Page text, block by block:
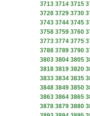
3713 3714 3715
3728 3729 3730
3743 3744 3745
3758 3759 3760
3773 3774 3775
3788 3789 3790
3803 3804 3805
3818 3819 3820
3833 3834 3835
3848 3849 3850
3863 3864 3865
3878 3879 3880